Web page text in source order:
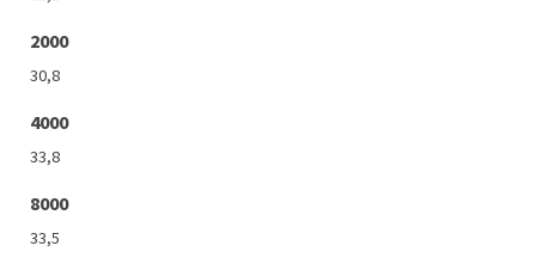
2000
30,8
4000
33,8
8000
33,5